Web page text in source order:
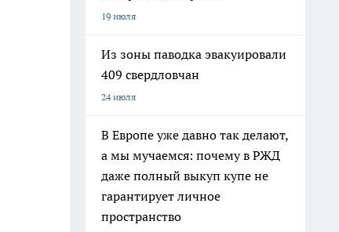
19 июля
Из зоны паводка эвакуировали
409 свердловчан
24 июля
В Европе уже давно так делают,
а мы мучаемся: почему в РЖД
даже полный выкуп купе не
гарантирует личное
пространство